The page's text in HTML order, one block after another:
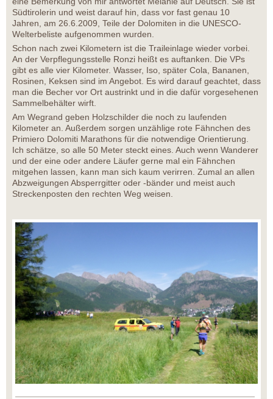
Südtirolerin und weist darauf hin, dass vor fast genau 10
Jahren, am 26.6.2009, Teile der Dolomiten in die UNESCO-
Welterbeliste aufgenommen wurden.
Schon nach zwei Kilometern ist die Traileinlage wieder vorbei.
An der Verpflegungsstelle Ronzi heißt es auftanken. Die VPs
gibt es alle vier Kilometer. Wasser, Iso, später Cola, Bananen,
Rosinen, Keksen sind im Angebot. Es wird darauf geachtet, dass
man die Becher vor Ort austrinkt und in die dafür vorgesehenen
Sammelbehälter wirft.
Am Wegrand geben Holzschilder die noch zu laufenden
Kilometer an. Außerdem sorgen unzählige rote Fähnchen des
Primiero Dolomiti Marathons für die notwendige Orientierung.
Ich schätze, so alle 50 Meter steckt eines. Auch wenn Wanderer
und der eine oder andere Läufer gerne mal ein Fähnchen
mitgehen lassen, kann man sich kaum verirren. Zumal an allen
Abzweigungen Absperrgitter oder -bänder und meist auch
Streckenposten den rechten Weg weisen.